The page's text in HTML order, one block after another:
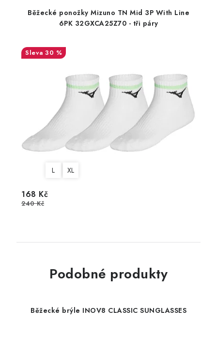
Běžecké ponožky Mizuno TN Mid 3P With Line
6PK 32GXCA25Z70 - tři páry
30 %
L XL
168 Kč
240 Kč
Podobné produkty
Běžecké brýle INOV8 CLASSIC SUNGLASSES